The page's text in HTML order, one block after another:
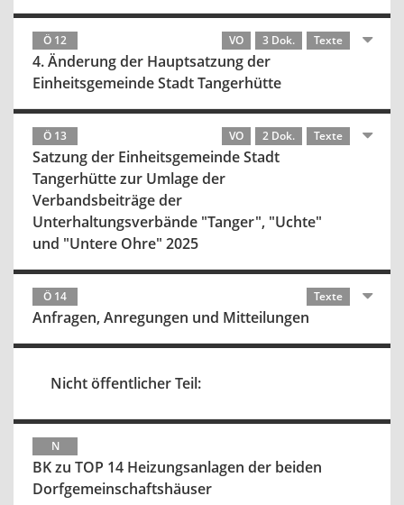
Ö 12 VO 3 Dok. Texte
4. Änderung der Hauptsatzung der
Einheitsgemeinde Stadt Tangerhütte
Ö 13 VO 2 Dok. Texte
Satzung der Einheitsgemeinde Stadt
Tangerhütte zur Umlage der
Verbandsbeiträge der
Unterhaltungsverbände "Tanger", "Uchte"
und "Untere Ohre" 2025
Ö 14 Texte
Anfragen, Anregungen und Mitteilungen
Nicht öffentlicher Teil:
N
BK zu TOP 14 Heizungsanlagen der beiden
Dorfgemeinschaftshäuser